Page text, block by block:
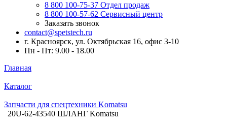
8 800 100-75-37 Отдел продаж
8 800 100-57-62 Сервисный центр
Заказать звонок
contact@spetstech.ru
г. Красноярск, ул. Октябрьская 16, офис 3-10
Пн - Пт: 9.00 - 18.00
Главная
Каталог
Запчасти для спецтехники Komatsu
20U-62-43540 ШЛАНГ Komatsu